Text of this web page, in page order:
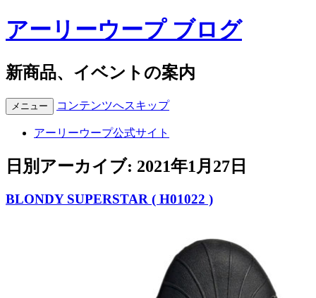
アーリーウープ ブログ
新商品、イベントの案内
メニュー コンテンツへスキップ
アーリーウープ公式サイト
日別アーカイブ: 2021年1月27日
BLONDY SUPERSTAR ( H01022 )